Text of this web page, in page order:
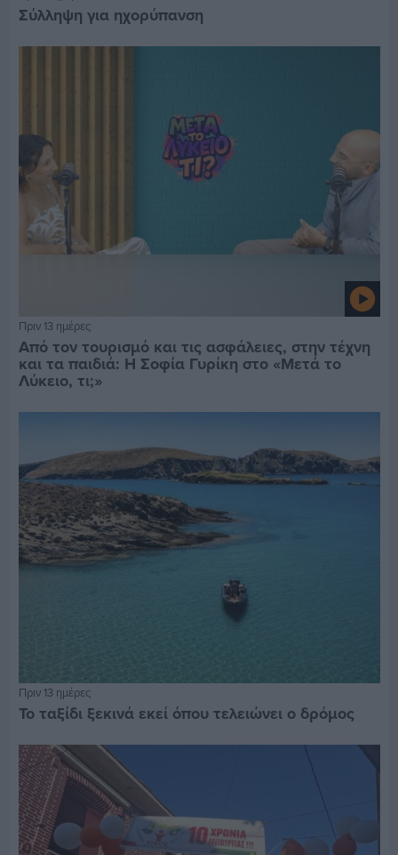
Σύλληψη για ηχορύπανση
Πριν 13 ημέρες
Από τον τουρισμό και τις ασφάλειες, στην τέχνη
και τα παιδιά: Η Σοφία Γυρίκη στο «Μετά το
Λύκειο, τι;»
Πριν 13 ημέρες
Το ταξίδι ξεκινά εκεί όπου τελειώνει ο δρόμος